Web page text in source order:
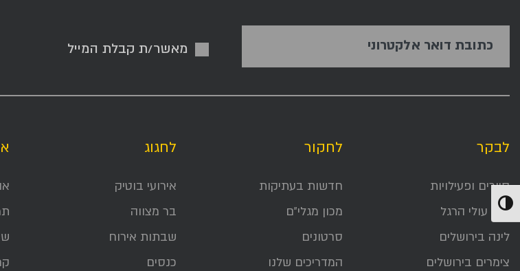
הפעל/כבה ניגודיות גבוהה
כתובת דואר אלקטרוני מאשר/ת קבלת המייל
לבקר
סיורים ופעילויות
דרך עולי הרגל
לינה בירושלים
צימרים בירושלים
לחקור
חדשות בעתיקות
מכון מגלי״ם
סרטונים
המדריכים שלנו
לחגוג
אירועי בוטיק
בר מצווה
שבתות אירוח
כנסים